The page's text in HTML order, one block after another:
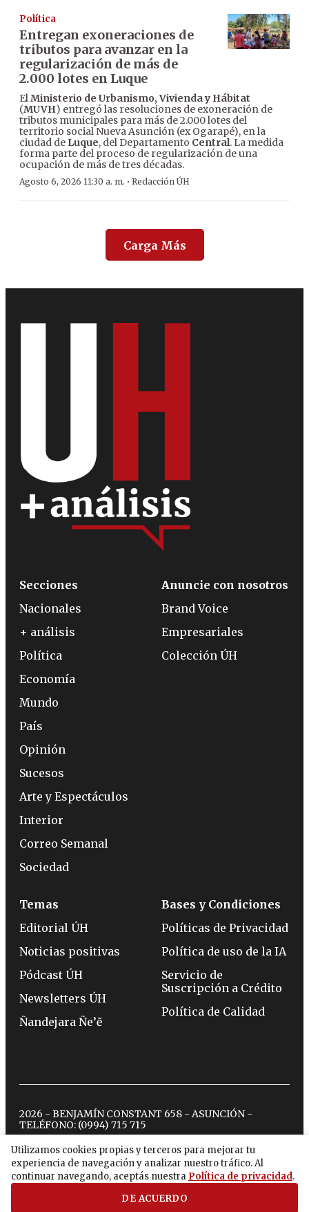
Política
Entregan exoneraciones de
tributos para avanzar en la
regularización de más de
2.000 lotes en Luque
ElMinisterio de Urbanismo, Vivienda y Hábitat
(MUVH) entregó las resoluciones de exoneración de
tributos municipales para más de 2.000 lotes del
territorio social Nueva Asunción (ex Ogarapé), en la
ciudad de Luque, del Departamento Central. La medida
forma parte del proceso de regularización de una
ocupación de más de tres décadas.
Agosto 6, 2026 11:30 a. m. · Redacción ÚH
Carga Más
Utilizamos cookies propias y terceros para mejorar tu
experiencia de navegación y analizar nuestro tráfico. Al
continuar navegando, aceptás nuestra Política de privacidad.
DE ACUERDO
Secciones
Nacionales
+ análisis
Política
Economía
Mundo
País
Opinión
Sucesos
Arte y Espectáculos
Interior
Correo Semanal
Sociedad
Anuncie con nosotros
Brand Voice
Empresariales
Colección ÚH
Temas
Editorial ÚH
Noticias positivas
Pódcast ÚH
Newsletters ÚH
Ñandejara Ñe’ẽ
Bases y Condiciones
Políticas de Privacidad
Política de uso de la IA
Servicio de
Suscripción a Crédito
Política de Calidad
2026 - BENJAMÍN CONSTANT 658 - ASUNCIÓN -
TELÉFONO: (0994) 715 715
twitterinstagram
facebook
tiktokyoutubespotify